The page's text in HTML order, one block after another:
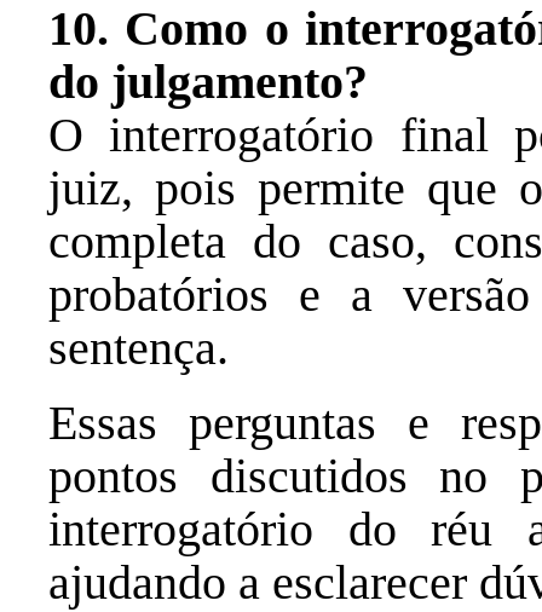
10. Como o
do julgamento?
O interrogatório final
juiz, pois permite que
completa do caso,
probatórios e a
sentença.
Essas perguntas e
pontos discutidos no
interrogatório do réu
ajudando a esclarecer